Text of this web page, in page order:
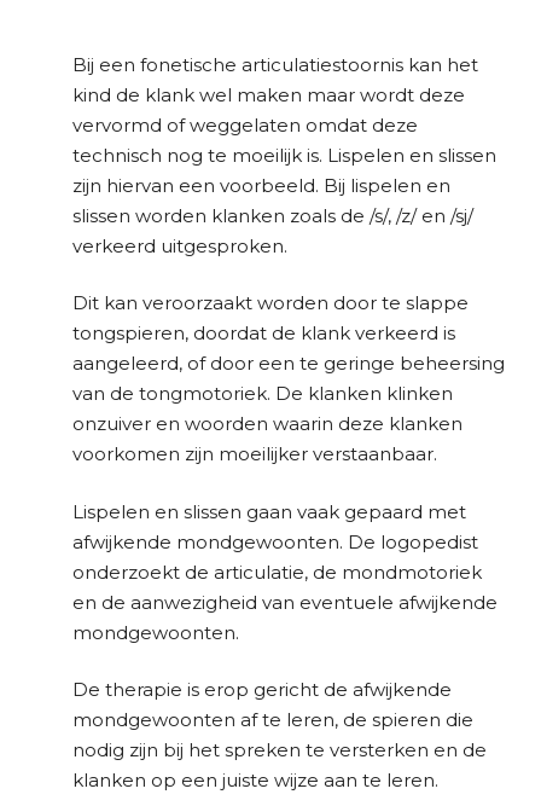
Bij een fonetische articulatiestoornis kan het
kind de klank wel maken maar wordt deze
vervormd of weggelaten omdat deze
technisch nog te moeilijk is. Lispelen en slissen
zijn hiervan een voorbeeld. Bij lispelen en
slissen worden klanken zoals de /s/, /z/ en /sj/
verkeerd uitgesproken.
Dit kan veroorzaakt worden door te slappe
tongspieren, doordat de klank verkeerd is
aangeleerd, of door een te geringe beheersing
van de tongmotoriek. De klanken klinken
onzuiver en woorden waarin deze klanken
voorkomen zijn moeilijker verstaanbaar.
Lispelen en slissen gaan vaak gepaard met
afwijkende mondgewoonten. De logopedist
onderzoekt de articulatie, de mondmotoriek
en de aanwezigheid van eventuele afwijkende
mondgewoonten.
De therapie is erop gericht de afwijkende
mondgewoonten af te leren, de spieren die
nodig zijn bij het spreken te versterken en de
klanken op een juiste wijze aan te leren.